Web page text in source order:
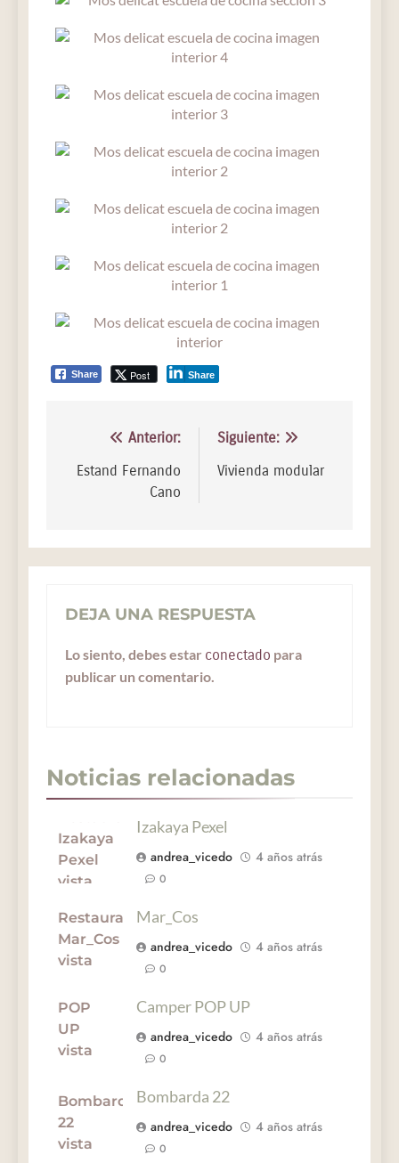
Share Post Share
Anterior:
Estand Fernando
Cano
Siguiente:
Vivienda modular
DEJA UNA RESPUESTA
Lo siento, debes estar conectado para
publicar un comentario.
Noticias relacionadas
Izakaya Pexel
andrea_vicedo 4 años atrás
0
Mar_Cos
andrea_vicedo 4 años atrás
0
Camper POP UP
andrea_vicedo 4 años atrás
0
Bombarda 22
andrea_vicedo 4 años atrás
0